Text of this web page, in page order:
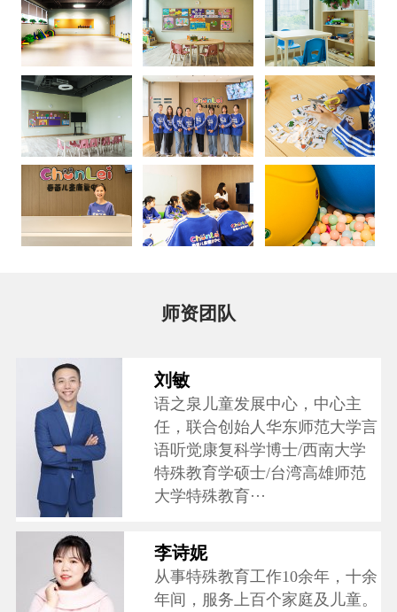
师资团队
刘敏
语之泉儿童发展中心，中心主
任，联合创始人华东师范大学言
语听觉康复科学博士/西南大学
特殊教育学硕士/台湾高雄师范
大学特殊教育···
李诗妮
从事特殊教育工作10余年，十余
年间，服务上百个家庭及儿童。